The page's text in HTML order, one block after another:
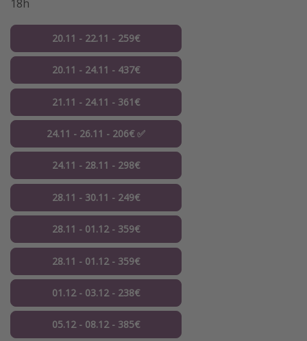
18h
20.11 - 22.11 - 259€
20.11 - 24.11 - 437€
21.11 - 24.11 - 361€
24.11 - 26.11 - 206€ ✅
24.11 - 28.11 - 298€
28.11 - 30.11 - 249€
28.11 - 01.12 - 359€
28.11 - 01.12 - 359€
01.12 - 03.12 - 238€
05.12 - 08.12 - 385€